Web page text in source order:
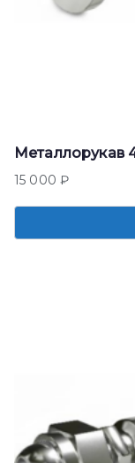
Металлорукав
15 000₽